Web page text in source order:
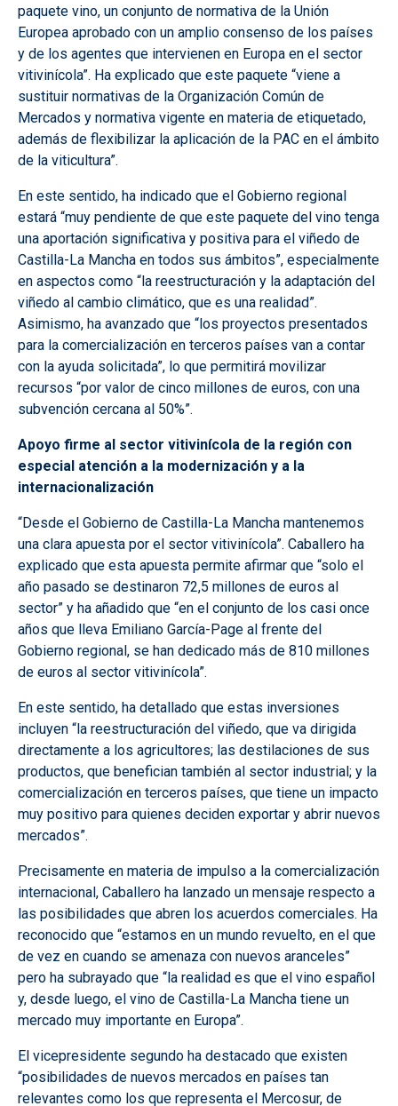
paquete vino, un conjunto de normativa de la Unión
Europea aprobado con un amplio consenso de los países
y de los agentes que intervienen en Europa en el sector
vitivinícola”. Ha explicado que este paquete “viene a
sustituir normativas de la Organización Común de
Mercados y normativa vigente en materia de etiquetado,
además de flexibilizar la aplicación de la PAC en el ámbito
de la viticultura”.
En este sentido, ha indicado que el Gobierno regional
estará “muy pendiente de que este paquete del vino tenga
una aportación significativa y positiva para el viñedo de
Castilla-La Mancha en todos sus ámbitos”, especialmente
en aspectos como “la reestructuración y la adaptación del
viñedo al cambio climático, que es una realidad”.
Asimismo, ha avanzado que “los proyectos presentados
para la comercialización en terceros países van a contar
con la ayuda solicitada”, lo que permitirá movilizar
recursos “por valor de cinco millones de euros, con una
subvención cercana al 50%”.
Apoyo firme al sector vitivinícola de la región con
especial atención a la modernización y a la
internacionalización
“Desde el Gobierno de Castilla-La Mancha mantenemos
una clara apuesta por el sector vitivinícola”. Caballero ha
explicado que esta apuesta permite afirmar que “solo el
año pasado se destinaron 72,5 millones de euros al
sector” y ha añadido que “en el conjunto de los casi once
años que lleva Emiliano García-Page al frente del
Gobierno regional, se han dedicado más de 810 millones
de euros al sector vitivinícola”.
En este sentido, ha detallado que estas inversiones
incluyen “la reestructuración del viñedo, que va dirigida
directamente a los agricultores; las destilaciones de sus
productos, que benefician también al sector industrial; y la
comercialización en terceros países, que tiene un impacto
muy positivo para quienes deciden exportar y abrir nuevos
mercados”.
Precisamente en materia de impulso a la comercialización
internacional, Caballero ha lanzado un mensaje respecto a
las posibilidades que abren los acuerdos comerciales. Ha
reconocido que “estamos en un mundo revuelto, en el que
de vez en cuando se amenaza con nuevos aranceles”
pero ha subrayado que “la realidad es que el vino español
y, desde luego, el vino de Castilla-La Mancha tiene un
mercado muy importante en Europa”.
El vicepresidente segundo ha destacado que existen
“posibilidades de nuevos mercados en países tan
relevantes como los que representa el Mercosur, de